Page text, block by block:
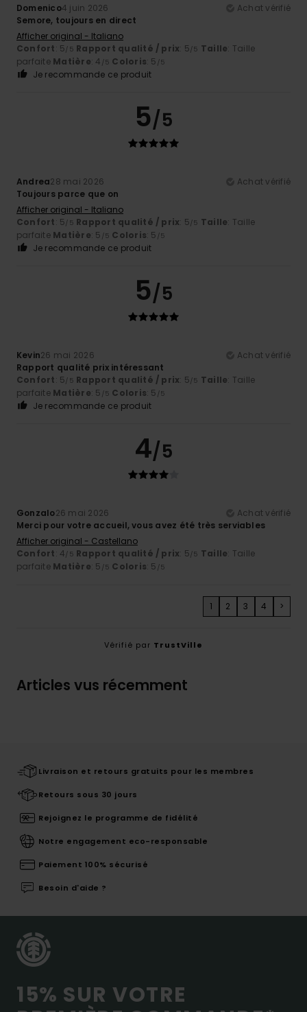
Domenico4 juin 2026
Achat vérifié
Semore, toujours en direct
Afficher original - Italiano
Confort: 5 /5 Rapport qualité / prix: 5 /5 Taille: Taille
parfaite Matière: 4 /5 Coloris: 5 /5
Je recommande ce produit
5/5
Andrea28 mai 2026
Achat vérifié
Toujours parce que on
Afficher original - Italiano
Confort: 5 /5 Rapport qualité / prix: 5 /5 Taille: Taille
parfaite Matière: 5 /5 Coloris: 5 /5
Je recommande ce produit
5/5
Kevin26 mai 2026
Achat vérifié
Rapport qualité prix intéressant
Confort: 5 /5 Rapport qualité / prix: 5 /5 Taille: Taille
parfaite Matière: 5 /5 Coloris: 5 /5
Je recommande ce produit
4/5
Gonzalo26 mai 2026
Achat vérifié
Merci pour votre accueil, vous avez été très serviables
Afficher original - Castellano
Confort: 4 /5 Rapport qualité / prix: 5 /5 Taille: Taille
parfaite Matière: 5 /5 Coloris: 5 /5
1 2 3 4 >
Vérifié par TrustVille
Articles vus récemment
Livraison et retours gratuits pour les membres
Retours sous 30 jours
Rejoignez le programme de fidélité
Notre engagement eco-responsable
Paiement 100% sécurisé
Besoin d'aide ?
15% SUR VOTRE